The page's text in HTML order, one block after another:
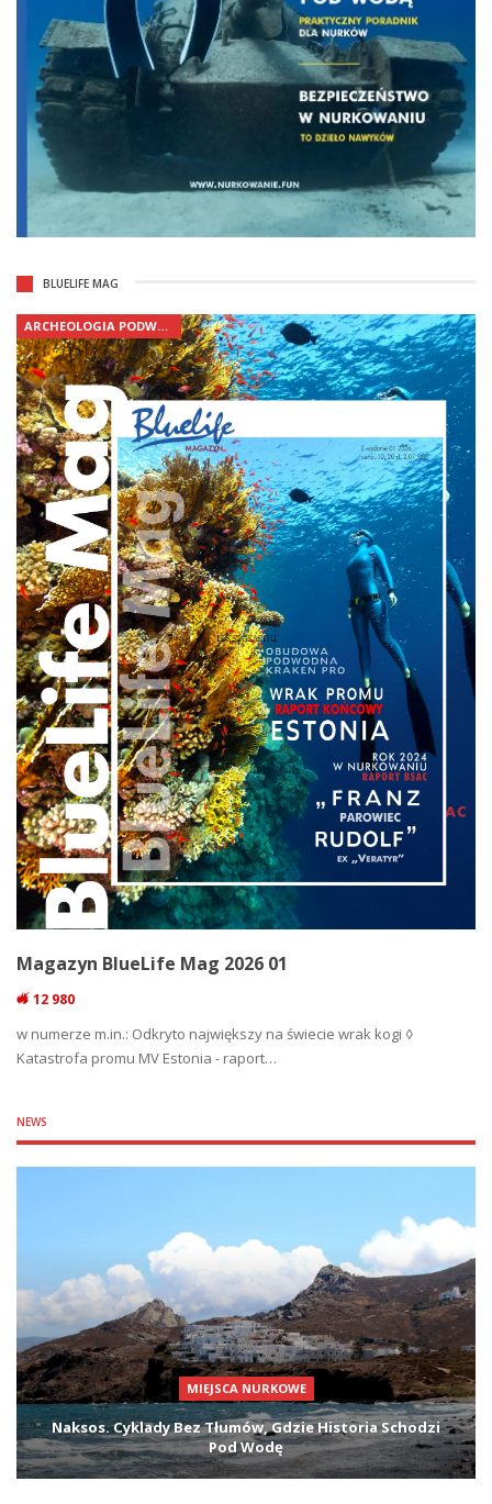
BLUELIFE MAG
ARCHEOLOGIA PODWODNA
Magazyn BlueLife Mag 2026 01
12 980
w numerze m.in.: Odkryto największy na świecie wrak kogi ◊
Katastrofa promu MV Estonia - raport…
NEWS
MIEJSCA NURKOWE
Naksos. Cyklady Bez Tłumów, Gdzie Historia Schodzi
Pod Wodę